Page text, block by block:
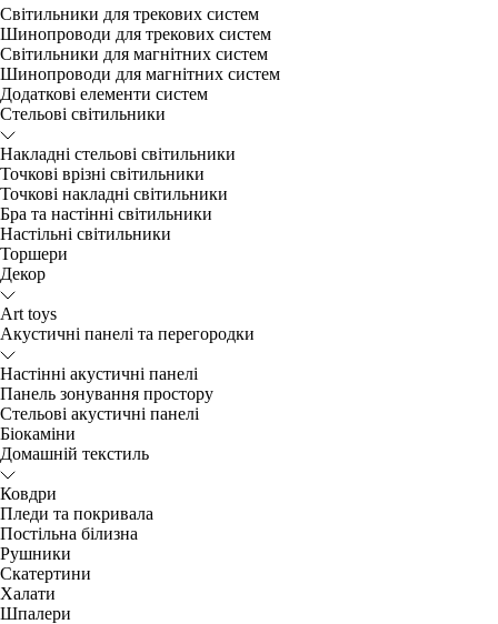
Світильники для трекових систем
Шинопроводи для трекових систем
Світильники для магнітних систем
Шинопроводи для магнітних систем
Додаткові елементи систем
Cтельові світильники
Накладні стельові світильники
Точкові врізні світильники
Точкові накладні світильники
Бра та настінні світильники
Настільні світильники
Торшери
Декор
Art toys
Акустичні панелі та перегородки
Настінні акустичні панелі
Панель зонування простору
Стельові акустичні панелі
Біокаміни
Домашній текстиль
Ковдри
Пледи та покривала
Постільна білизна
Рушники
Скатертини
Халати
Шпалери